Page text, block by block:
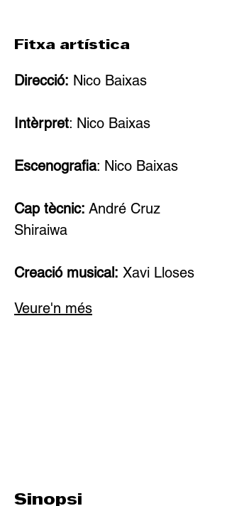
Fitxa artística
Direcció: Nico Baixas
Intèrpret: Nico Baixas
Escenografia: Nico Baixas
Cap tècnic: André Cruz
Shiraiwa
Creació musical: Xavi Lloses
Veure'n més
Sinopsi